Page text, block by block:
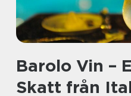
Barolo Vin –
Skatt från